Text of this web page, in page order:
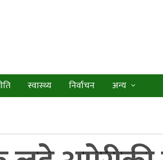
स्वास्थ्य निर्वाचन अन्य